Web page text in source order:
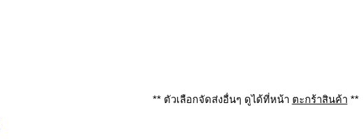
** ตัวเลือกจัดส่งอื่นๆ ดูได้ที่หน้า ตะกร้าสินค้า **